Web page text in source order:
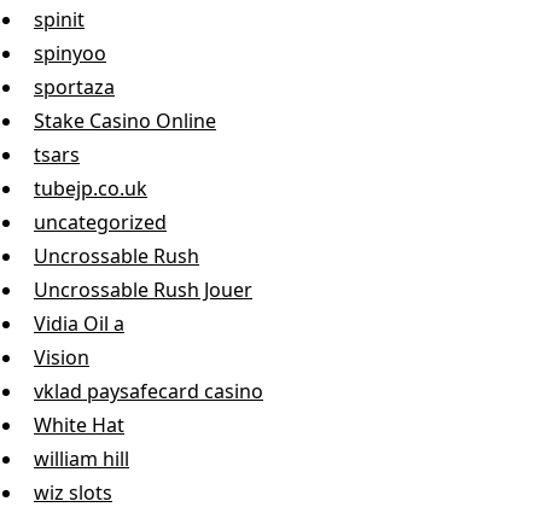
spinit
spinyoo
sportaza
Stake Casino Online
tsars
tubejp.co.uk
uncategorized
Uncrossable Rush
Uncrossable Rush Jouer
Vidia Oil a
Vision
vklad paysafecard casino
White Hat
william hill
wiz slots